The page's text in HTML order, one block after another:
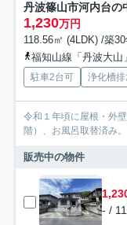
丹波篠山市河内台の
1,230万円
118.56㎡ (4LDK) /築
福知山線「丹波大山
駐車2台可 浄化槽
令和１年頃に屋根・外
階）、お風呂取替済み。
販売中の物件
- /